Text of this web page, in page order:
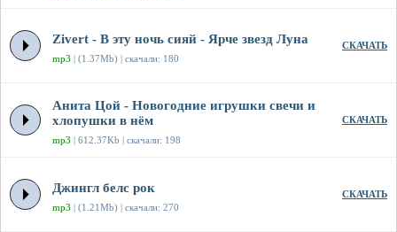
Zivert - В эту ночь сияй - Ярче звезд Луна
mp3 | (1.37Mb) | скачали: 180
СКАЧАТЬ
Анита Цой - Новогодние игрушки свечи и
хлопушки в нём
mp3 | 612.37Kb | скачали: 198
СКАЧАТЬ
Джингл белс рок
mp3 | (1.21Mb) | скачали: 270
СКАЧАТЬ